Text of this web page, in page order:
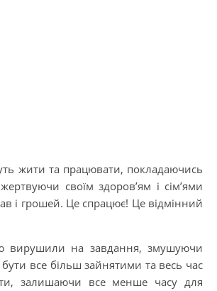
жити та працювати, покладаючись
своїм здоров’ям і сім’ями
і грошей. Це спрацює! Це відмінний
вирушили на завдання, змушуючи
все більш зайнятими та весь час
залишаючи все менше часу для